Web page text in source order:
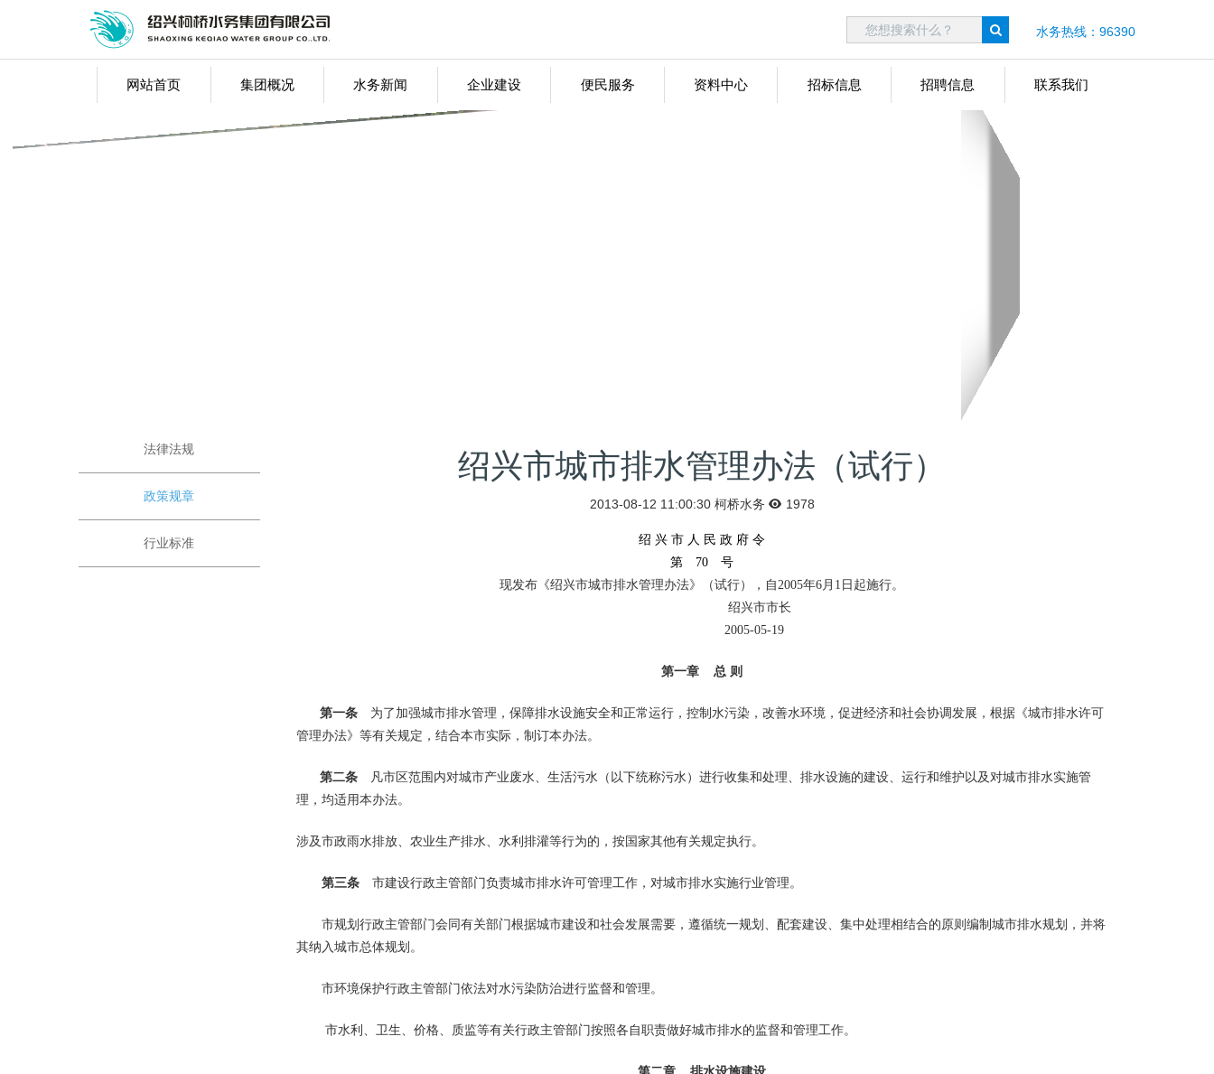
水务热线：96390
网站首页 集团概况 水务新闻 企业建设 便民服务 资料中心 招标信息 招聘信息 联系我们
法律法规
政策规章
行业标准
绍兴市城市排水管理办法（试行）
2013-08-12 11:00:30 柯桥水务 1978
绍 兴 市 人 民 政 府 令
第 70 号
现发布《绍兴市城市排水管理办法》（试行），自2005年6月1日起施行。
绍兴市市长
2005-05-19
第一章 总 则
第一条为了加强城市排水管理，保障排水设施安全和正常运行，控制水污染，改善水环境，促进经济和社会协调发展，根据《城市排水许可
管理办法》等有关规定，结合本市实际，制订本办法。
第二条凡市区范围内对城市产业废水、生活污水（以下统称污水）进行收集和处理、排水设施的建设、运行和维护以及对城市排水实施管
理，均适用本办法。
涉及市政雨水排放、农业生产排水、水利排灌等行为的，按国家其他有关规定执行。
第三条市建设行政主管部门负责城市排水许可管理工作，对城市排水实施行业管理。
市规划行政主管部门会同有关部门根据城市建设和社会发展需要，遵循统一规划、配套建设、集中处理相结合的原则编制城市排水规划，并将
其纳入城市总体规划。
市环境保护行政主管部门依法对水污染防治进行监督和管理。
市水利、卫生、价格、质监等有关行政主管部门按照各自职责做好城市排水的监督和管理工作。